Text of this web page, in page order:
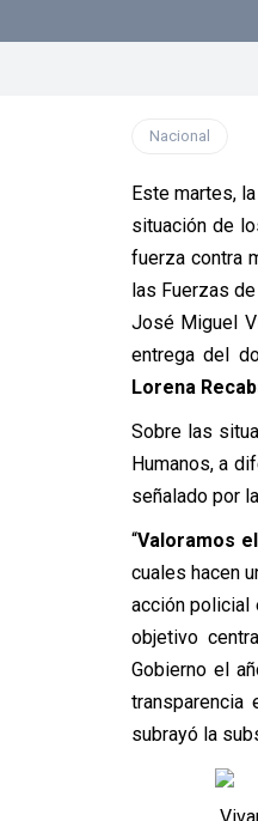
Nacional
Este martes,
situación de
fuerza contra
las Fuerzas
José Miguel
entrega del
Lorena
Sobre las
Humanos, a
señalado por
“Valoramos
cuales hacen
acción policial
objetivo
Gobierno el
transparencia
subrayó la